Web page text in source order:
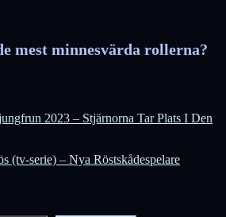
mest minnesvärda rollerna?
2023 – Stjärnorna Tar Plats I Den
(tv-serie) – Nya Röstskådespelare